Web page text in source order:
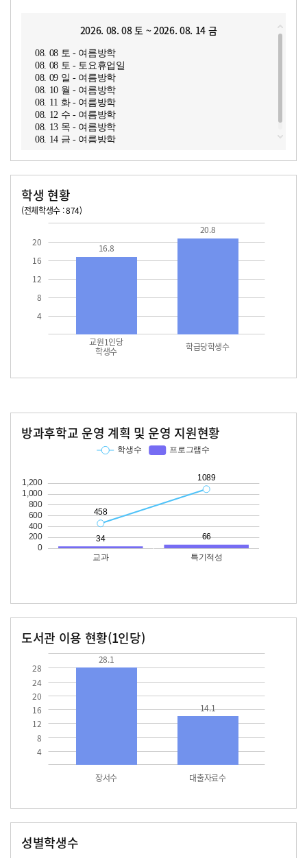
2026. 08. 08 토 ~ 2026. 08. 14 금
08. 08 토 - 여름방학
08. 08 토 - 토요휴업일
08. 09 일 - 여름방학
08. 10 월 - 여름방학
08. 11 화 - 여름방학
08. 12 수 - 여름방학
08. 13 목 - 여름방학
08. 14 금 - 여름방학
학생 현황
(전체학생수 : 874)
4
8
12
16
20
교원1인당
학생수 학급당학생수
16.8
20.8
방과후학교 운영 계획 및 운영 지원현황
도서관 이용 현황(1인당)
4
8
12
16
20
24
28
장서수 대출자료수
28.1
14.1
성별학생수